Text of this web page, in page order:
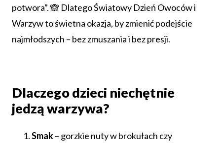
potwora”. 🙈 Dlatego Światowy Dzień Owoców i
Warzyw to świetna okazja, by zmienić podejście
najmłodszych – bez zmuszania i bez presji.
Dlaczego dzieci niechętnie
jedzą warzywa?
Smak– gorzkie nuty w brokułach czy